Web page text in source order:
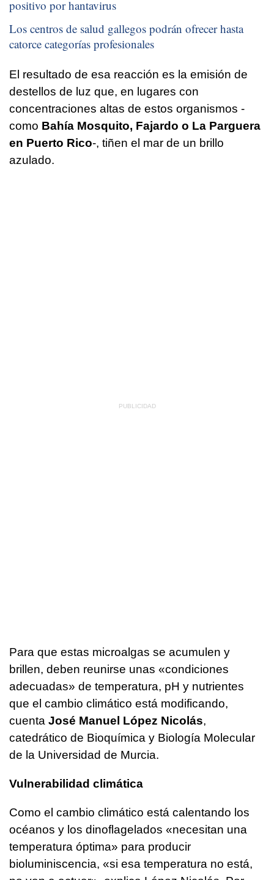
positivo por hantavirus
Los centros de salud gallegos podrán ofrecer hasta
catorce categorías profesionales
El resultado de esa reacción es la emisión de
destellos de luz que, en lugares con
concentraciones altas de estos organismos -
como Bahía Mosquito, Fajardo o La Parguera
en Puerto Rico-, tiñen el mar de un brillo
azulado.
Para que estas microalgas se acumulen y
brillen, deben reunirse unas «condiciones
adecuadas» de temperatura, pH y nutrientes
que el cambio climático está modificando,
cuenta José Manuel López Nicolás,
catedrático de Bioquímica y Biología Molecular
de la Universidad de Murcia.
Vulnerabilidad climática
Como el cambio climático está calentando los
océanos y los dinoflagelados «necesitan una
temperatura óptima» para producir
bioluminiscencia, «si esa temperatura no está,